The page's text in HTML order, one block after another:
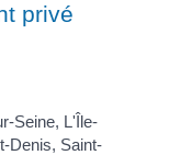
privé
Seine, L'Île-
Denis, Saint-